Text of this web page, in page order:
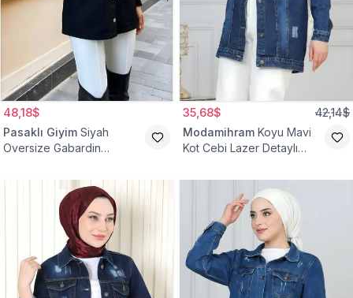
48,18$
Pasaklı Giyim Siyah
Oversize Gabardin
35,68$ 42,14$
Modamihram Koyu Mavi
Kot Cebi Lazer Detaylı